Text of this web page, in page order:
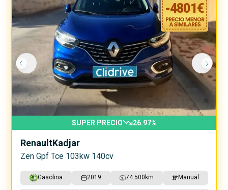
-4801€
SUPER PRECIO 26.97%
RenaultKadjar
Zen Gpf Tce 103kw 140cv
Gasolina 2019 74.500 km Manual